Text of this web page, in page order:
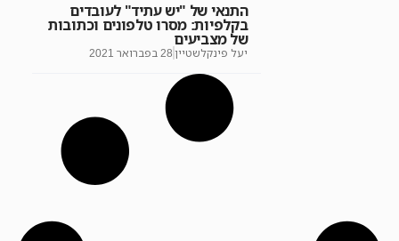
התנאי של "יש עתיד" לעובדים
בקלפיות: מסרו טלפונים וכתובות
של מצביעים
יעל פינקלשטיין 28 בפברואר 2021